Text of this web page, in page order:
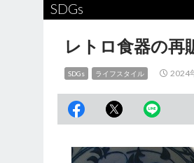
SDGs
レトロ食器の
SDGs ライフスタイル 2024